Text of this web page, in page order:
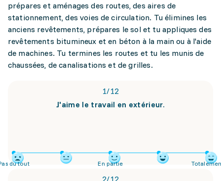
prépares et aménages des routes, des aires de
stationnement, des voies de circulation. Tu élimines les
anciens revêtements, prépares le sol et tu appliques des
revêtements bitumineux et en béton à la main ou à l'aide
de machines. Tu termines les routes et tu les munis de
chaussées, de canalisations et de grilles.
1/12
J'aime le travail en extérieur.
du tout En partie